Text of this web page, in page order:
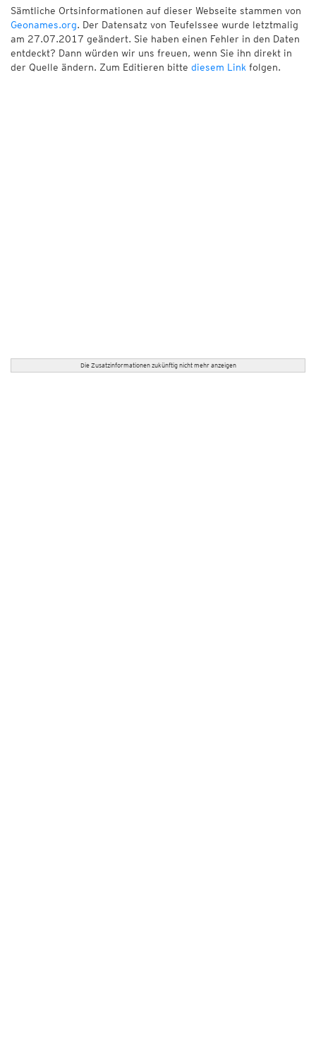
Sämtliche Ortsinformationen auf dieser Webseite stammen von
Geonames.org. Der Datensatz von Teufelssee wurde letztmalig
am 27.07.2017 geändert. Sie haben einen Fehler in den Daten
entdeckt? Dann würden wir uns freuen, wenn Sie ihn direkt in
der Quelle ändern. Zum Editieren bitte diesem Link folgen.
Die Zusatzinformationen zukünftig nicht mehr anzeigen